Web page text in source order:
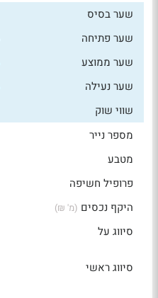
שער בסיס
שער פתיחה
שער ממוצע
שער נעילה
שווי שוק
מספר נייר
מטבע
פרופיל חשיפה
היקף נכסים (מ' ₪)
סיווג על
סיווג ראשי